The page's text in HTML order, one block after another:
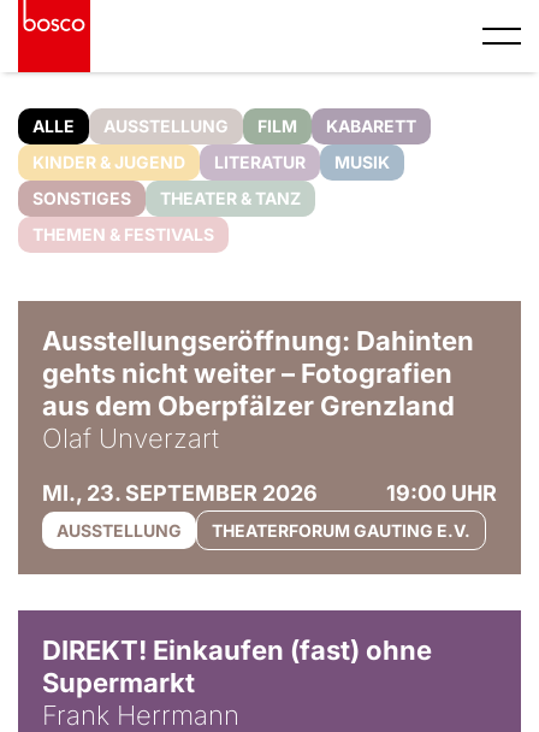
ALLE AUSSTELLUNG FILM
KABARETT
KINDER & JUGEND
LITERATUR
MUSIK
SONSTIGES
THEATER & TANZ
THEMEN & FESTIVALS
Ausstellungseröffnung: Dahinten
gehts nicht weiter – Fotografien
aus dem Oberpfälzer Grenzland
Olaf Unverzart
MI., 23. SEPTEMBER 2026 19:00 UHR
AUSSTELLUNG THEATERFORUM GAUTING E.V.
DIREKT! Einkaufen (fast) ohne
Supermarkt
Frank Herrmann